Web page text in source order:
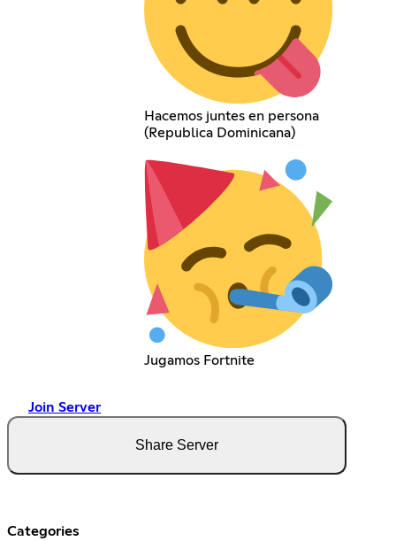
Hacemos juntes en persona
(Republica Dominicana)
Jugamos Fortnite
Join Server
Share Server
Categories